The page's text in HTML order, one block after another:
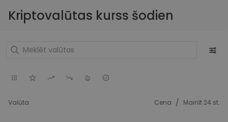
Kriptovalūtas kurss šodien
Valūta Cena / Mainīt 24 st.